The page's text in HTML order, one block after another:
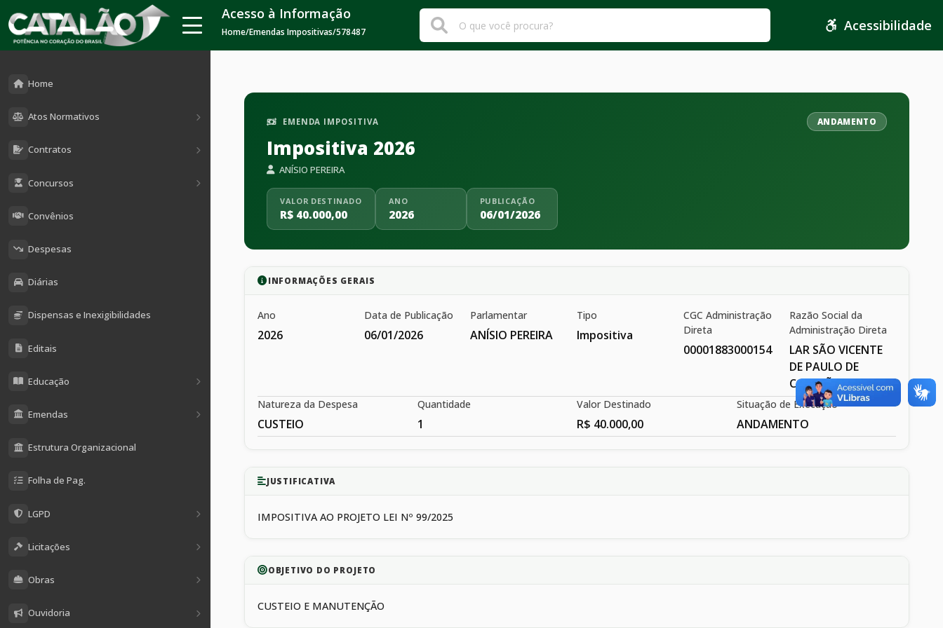
Home
Atos Normativos
Contratos
Concursos
Convênios
Despesas
Diárias
Dispensas e Inexigibilidades
Editais
Educação
Emendas
Estrutura Organizacional
Folha de Pag.
LGPD
Licitações
Obras
Ouvidoria
Acesso à Informação
Home/Emendas Impositivas/578487 Acessibilidade
EMENDA IMPOSITIVA ANDAMENTO
Impositiva 2026
ANÍSIO PEREIRA
VALOR DESTINADO
R$ 40.000,00
ANO
2026
PUBLICAÇÃO
06/01/2026
INFORMAÇÕES GERAIS
Ano
2026
Data de Publicação
06/01/2026
Parlamentar
ANÍSIO PEREIRA
Tipo
Impositiva
CGC Administração
Direta
00001883000154
Razão Social da
Administração Direta
LAR SÃO VICENTE
DE PAULO DE
CATALÃO
Natureza da Despesa
CUSTEIO
Quantidade
1
Valor Destinado
R$ 40.000,00
Situação de Execução
ANDAMENTO
JUSTIFICATIVA
IMPOSITIVA AO PROJETO LEI Nº 99/2025
OBJETIVO DO PROJETO
CUSTEIO E MANUTENÇÃO